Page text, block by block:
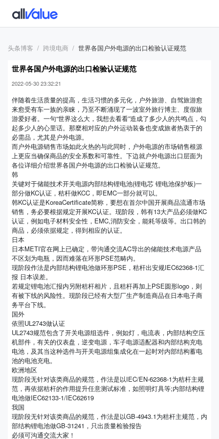
头条博客 跨境电商 世界各国户外电源的出口检验认证规范
世界各国户外电源的出口检验认证规范
2022-05-30 23:32:21
伴随着生活质量的提高，生活习惯的多元化，户外旅游、自驾旅游愈
来愈受有车一族的亲睐，乃至不断涌现了一波室外旅行博主、度假旅
游爱好者。一句“世界这么大，我想去看看”造成了多少人的共鸣点，勾
起多少人的心里话。那麼相对应的户外运动装备也变成旅者热衷于的
必需品，尤其是户外电源。
而户外电源销售市场如此火热的与此同时，户外电源的市场销售根源
上更应当确保商品的安全系数和可靠性。下边就户外电源出口层面为
各位详细介绍世界各国户外电源的出口检验认证规范。
韩
关键对于储能技术开关电源内部结构锂电池(锂电芯 锂电池保护板)一
部分做KC认证，秸杆做KCC，即EMC一部分就可以。
韩KC认证是KoreaCertificate简称，要想在首尔中国开展商品流通市场
销售，务必要根据规定开展KC认证。现阶段，韩有13大产品必须做KC
认证，例如电子材料安全性，EMC,消防安全，能耗等级等。出口韩的
商品，必须依据规定，得到相应的认证。
日本
日本METI官在网上已确定，带沟通交流AC导出的储能技术电源产品
不区划为电瓶，因而难落在环形PSE范畴内。
现阶段作法是内部结构锂电池做环形PSE，秸杆出安规IEC62368-1汇
报 日本误差。
若规定锂电池汇报内另附秸杆相片，且秸杆再加上PSE圆形logo，则
有被下线的风险性。现阶段已经有大型厂生产制造商品在日本电子商
务平台下线。
国外
依照UL2743做认证
UL2743规范包含了开关电源组选件，例如灯，电流表，内部结构空压
机部件，有关的仪表盘，逆变电源，车子电源适配器和内部结构充电
电池，及其当这种选件与开关电源组集成化在一起时对内部结构蓄电
池的电池充电。
欧洲地区
现阶段无针对该类商品的规范，作法是以IEC/EN-62368-1为秸杆主规
范，再依据秸杆的作用提升任意测试标准，如照明灯具等;内部结构锂
电池做IEC62133-1/IEC62619
我国
现阶段无针对该类商品的规范，作法是以GB-4943.1为秸杆主规范，内
部结构锂电池做GB-31241，只出质量检验报告
必须可沟通交流大家！